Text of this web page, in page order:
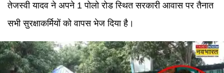
तेजस्वी यादव ने अपने 1 पोलो रोड स्थित सरकारी आवास पर तैनात
सभी सुरक्षाकर्मियों को वापस भेज दिया है।